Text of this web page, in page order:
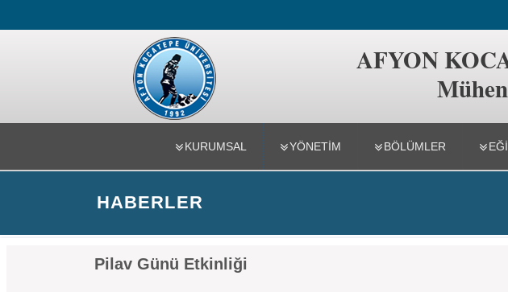
Mühendislik Fakültesi
AFYON
KURUMSAL YÖNETİM BÖLÜMLER
HABERLER
Pilav Günü Etkinliği